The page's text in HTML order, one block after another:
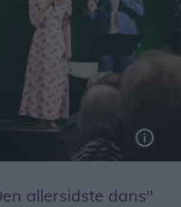
allersidste dans"